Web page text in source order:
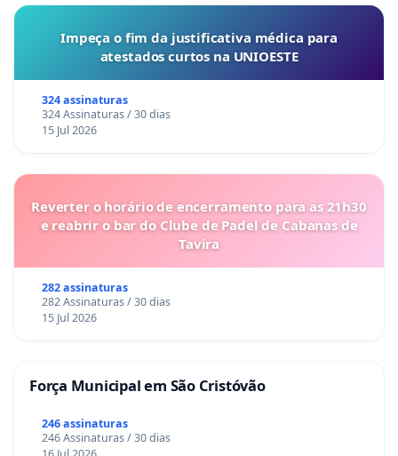
Impeça o fim da justificativa médica para
atestados curtos na UNIOESTE
324 assinaturas
324 Assinaturas / 30 dias
15 Jul 2026
Reverter o horário de encerramento para as 21h30
e reabrir o bar do Clube de Padel de Cabanas de
Tavira
282 assinaturas
282 Assinaturas / 30 dias
15 Jul 2026
Força Municipal em São Cristóvão
246 assinaturas
246 Assinaturas / 30 dias